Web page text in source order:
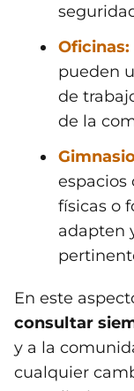
Oficinas:
pueden
de
de la
espacios
físicas o
adapten
En este
consultar
y a la
cualquier